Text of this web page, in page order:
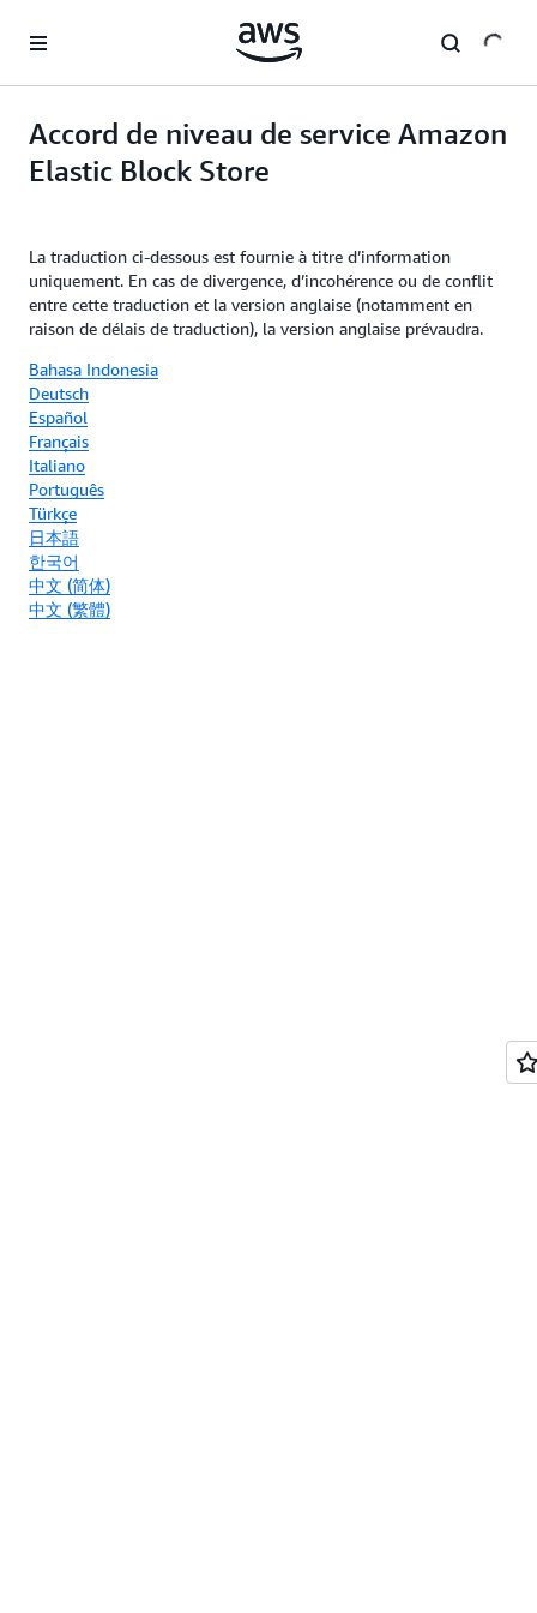
Accord de niveau de service Amazon
Elastic Block Store
La traduction ci-dessous est fournie à titre d’information
uniquement. En cas de divergence, d’incohérence ou de conflit
entre cette traduction et la version anglaise (notamment en
raison de délais de traduction), la version anglaise prévaudra.
Bahasa Indonesia
Deutsch
Español
Français
Italiano
Português
Türkçe
日本語
한국어
中文 (简体)
中文 (繁體)